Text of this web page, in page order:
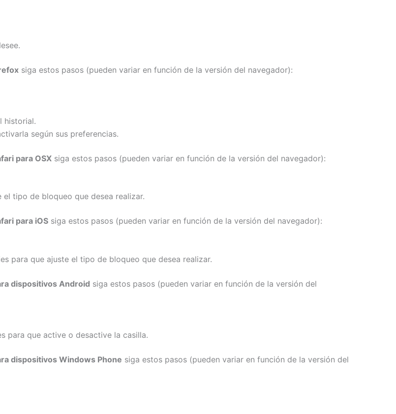
siga estos pasos (pueden variar en función de la versión del navegador):
historial.
según sus preferencias.
para OSX siga estos pasos (pueden variar en función de la versión del navegador):
tipo de bloqueo que desea realizar.
para iOS siga estos pasos (pueden variar en función de la versión del navegador):
para que ajuste el tipo de bloqueo que desea realizar.
dispositivos Android siga estos pasos (pueden variar en función de la versión del
para que active o desactive la casilla.
dispositivos Windows Phone siga estos pasos (pueden variar en función de la versión del